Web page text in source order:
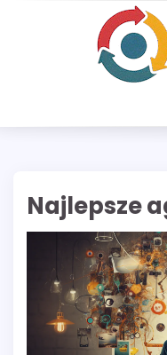
Najlepsze